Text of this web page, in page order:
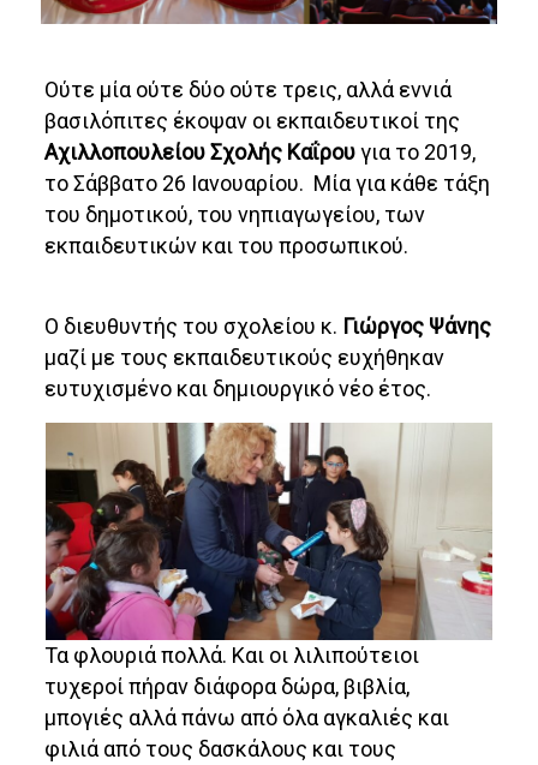
Ούτε μία ούτε δύο ούτε τρεις, αλλά εννιά
βασιλόπιτες έκοψαν οι εκπαιδευτικοί της
Αχιλλοπουλείου Σχολής Καΐρουγια το 2019,
το Σάββατο 26 Ιανουαρίου. Μία για κάθε τάξη
του δημοτικού, του νηπιαγωγείου, των
εκπαιδευτικών και του προσωπικού.
Ο διευθυντής του σχολείου κ. Γιώργος Ψάνης
μαζί με τους εκπαιδευτικούς ευχήθηκαν
ευτυχισμένο και δημιουργικό νέο έτος.
Τα φλουριά πολλά. Και οι λιλιπούτειοι
τυχεροί πήραν διάφορα δώρα, βιβλία,
μπογιές αλλά πάνω από όλα αγκαλιές και
φιλιά από τους δασκάλους και τους